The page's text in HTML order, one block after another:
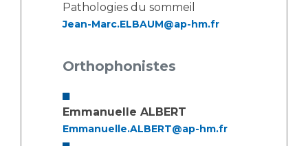
Pathologies du sommeil
Jean-Marc.ELBAUM@ap-hm.fr
Orthophonistes
Emmanuelle ALBERT
Emmanuelle.ALBERT@ap-hm.fr